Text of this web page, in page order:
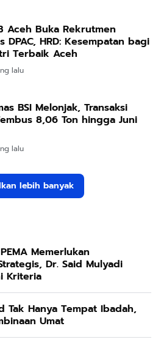
Aceh Buka Rekrutmen
DPAC, HRD: Kesempatan bagi
Terbaik Aceh
lalu
BSI Melonjak, Transaksi
8,06 Ton hingga Juni
lalu
lebih banyak
Memerlukan
Dr. Said Mulyadi
Kriteria
Tak Hanya Tempat Ibadah,
Umat